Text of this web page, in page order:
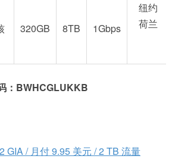
纽约
荷兰
320GB 8TB 1Gbps
：BWHCGLUKKB
GIA / 月付 9.95 美元 / 2 TB 流量